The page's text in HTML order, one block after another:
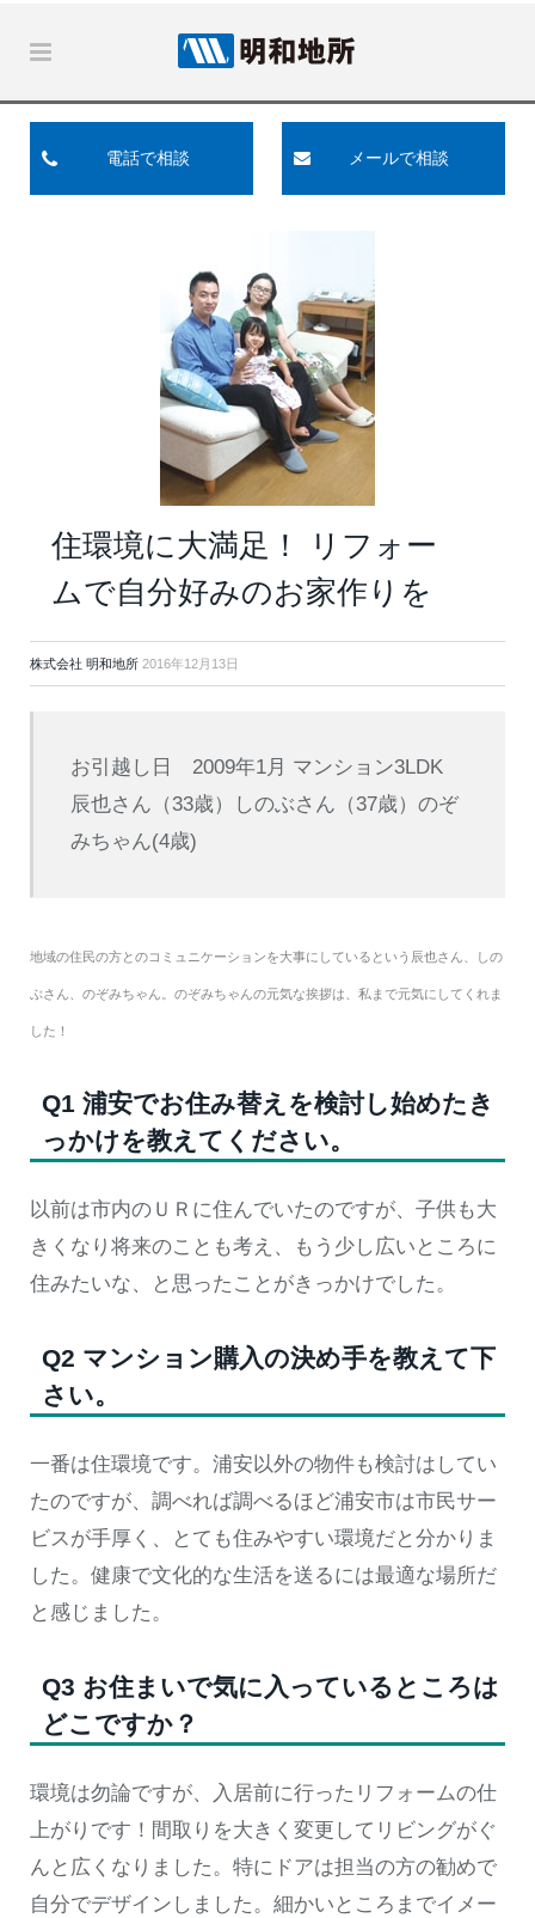
電話で相談 メールで相談
住環境に大満足！ リフォー
ムで自分好みのお家作りを
株式会社 明和地所 2016年12月13日
お引越し日 2009年1月 マンション3LDK
辰也さん（33歳）しのぶさん（37歳）のぞ
みちゃん(4歳)
地域の住民の方とのコミュニケーションを大事にしているという辰也さん、しの
ぶさん、のぞみちゃん。のぞみちゃんの元気な挨拶は、私まで元気にしてくれま
した！
Q1 浦安でお住み替えを検討し始めたき
っかけを教えてください。
以前は市内のＵＲに住んでいたのですが、子供も大
きくなり将来のことも考え、もう少し広いところに
住みたいな、と思ったことがきっかけでした。
Q2 マンション購入の決め手を教えて下
さい。
一番は住環境です。浦安以外の物件も検討はしてい
たのですが、調べれば調べるほど浦安市は市民サー
ビスが手厚く、とても住みやすい環境だと分かりま
した。健康で文化的な生活を送るには最適な場所だ
と感じました。
Q3 お住まいで気に入っているところは
どこですか？
環境は勿論ですが、入居前に行ったリフォームの仕
上がりです！間取りを大きく変更してリビングがぐ
んと広くなりました。特にドアは担当の方の勧めで
自分でデザインしました。細かいところまでイメー